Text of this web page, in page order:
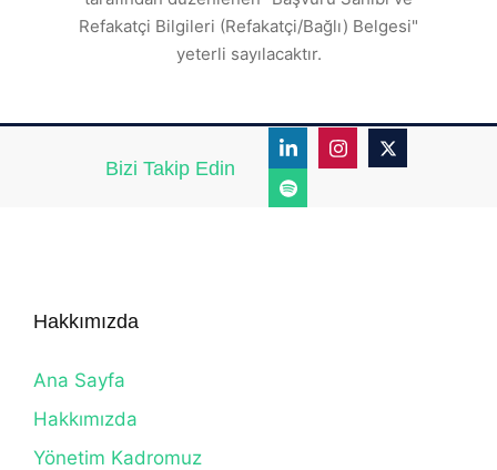
Refakatçi Bilgileri (Refakatçi/Bağlı) Belgesi"
yeterli sayılacaktır.
Bizi Takip Edin
Hakkımızda
Ana Sayfa
Hakkımızda
Yönetim Kadromuz